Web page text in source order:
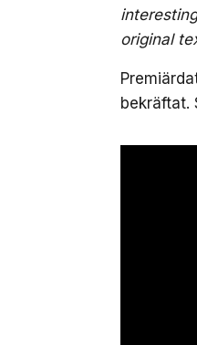
original
bekräftat.